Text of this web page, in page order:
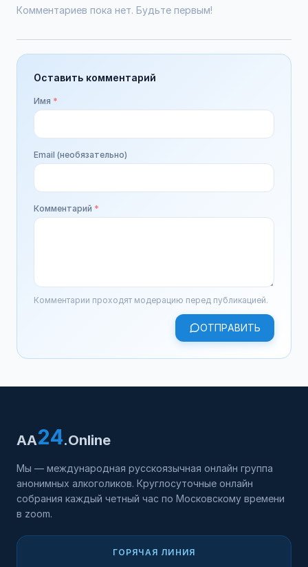
Комментариев пока нет. Будьте первым!
Оставить комментарий
Имя *
Email (необязательно)
Комментарий *
Комментарии проходят модерацию перед публикацией.
ОТПРАВИТЬ
AA24.Online
Мы — международная русскоязычная онлайн группа
анонимных алкоголиков. Круглосуточные онлайн
собрания каждый четный час по Московскому времени
в zoom.
ГОРЯЧАЯ ЛИНИЯ